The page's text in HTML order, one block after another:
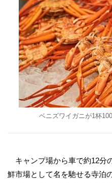
ベニズワイガニが1杯
キャンプ場から車で約12分
鮮市場として名を馳せる寺泊